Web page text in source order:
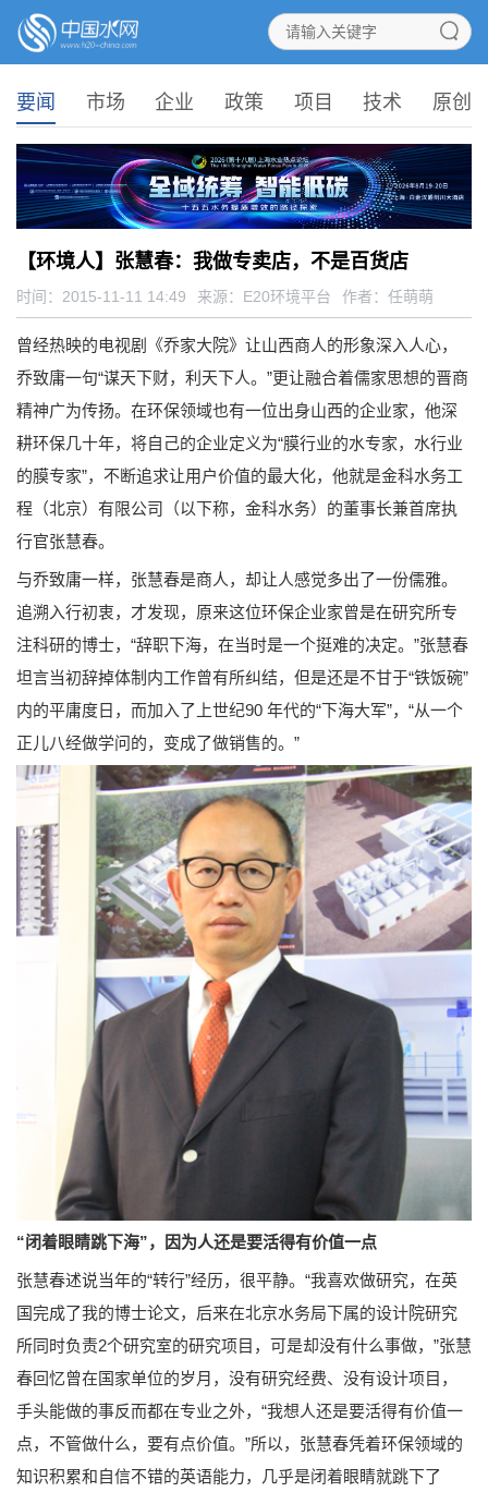
要闻 市场 企业 政策 项目 技术 原创
【环境人】张慧春：我做专卖店，不是百货店
时间：2015-11-11 14:49 来源： E20环境平台 作者：任萌萌
曾经热映的电视剧《乔家大院》让山西商人的形象深入人心，
乔致庸一句“谋天下财，利天下人。”更让融合着儒家思想的晋商
精神广为传扬。在环保领域也有一位出身山西的企业家，他深
耕环保几十年，将自己的企业定义为“膜行业的水专家，水行业
的膜专家”，不断追求让用户价值的最大化，他就是金科水务工
程（北京）有限公司（以下称，金科水务）的董事长兼首席执
行官张慧春。
与乔致庸一样，张慧春是商人，却让人感觉多出了一份儒雅。
追溯入行初衷，才发现，原来这位环保企业家曾是在研究所专
注科研的博士，“辞职下海，在当时是一个挺难的决定。”张慧春
坦言当初辞掉体制内工作曾有所纠结，但是还是不甘于“铁饭碗”
内的平庸度日，而加入了上世纪90 年代的“下海大军”，“从一个
正儿八经做学问的，变成了做销售的。”
“闭着眼睛跳下海”，因为人还是要活得有价值一点
张慧春述说当年的“转行”经历，很平静。“我喜欢做研究，在英
国完成了我的博士论文，后来在北京水务局下属的设计院研究
所同时负责2个研究室的研究项目，可是却没有什么事做，”张慧
春回忆曾在国家单位的岁月，没有研究经费、没有设计项目，
手头能做的事反而都在专业之外，“我想人还是要活得有价值一
点，不管做什么，要有点价值。”所以，张慧春凭着环保领域的
知识积累和自信不错的英语能力，几乎是闭着眼睛就跳下了